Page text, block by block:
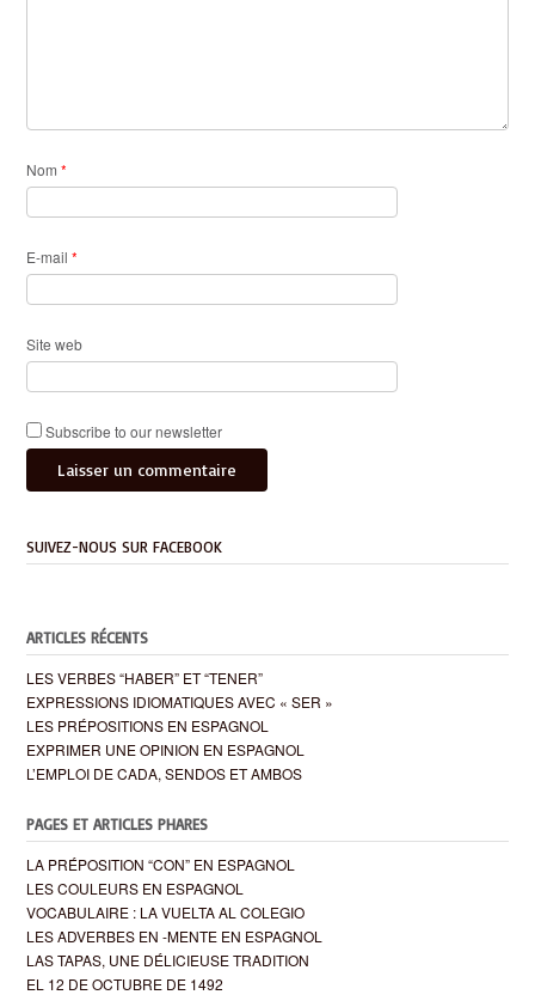
Nom *
E-mail *
Site web
Subscribe to our newsletter
SUIVEZ-NOUS SUR FACEBOOK
ARTICLES RÉCENTS
LES VERBES “HABER” ET “TENER”
EXPRESSIONS IDIOMATIQUES AVEC « SER »
LES PRÉPOSITIONS EN ESPAGNOL
EXPRIMER UNE OPINION EN ESPAGNOL
L’EMPLOI DE CADA, SENDOS ET AMBOS
PAGES ET ARTICLES PHARES
LA PRÉPOSITION “CON” EN ESPAGNOL
LES COULEURS EN ESPAGNOL
VOCABULAIRE : LA VUELTA AL COLEGIO
LES ADVERBES EN -MENTE EN ESPAGNOL
LAS TAPAS, UNE DÉLICIEUSE TRADITION
EL 12 DE OCTUBRE DE 1492